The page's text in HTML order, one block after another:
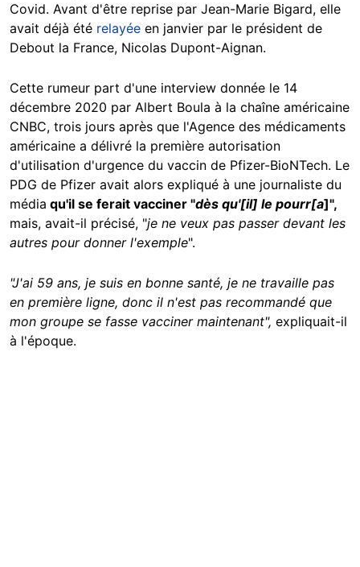
Covid. Avant d'être reprise par Jean-Marie Bigard, elle
avait déjà été relayée en janvier par le président de
Debout la France, Nicolas Dupont-Aignan.
Cette rumeur part d'une interview donnée le 14
décembre 2020 par Albert Boula à la chaîne américaine
CNBC, trois jours après que l'Agence des médicaments
américaine a délivré la première autorisation
d'utilisation d'urgence du vaccin de Pfizer-BioNTech. Le
PDG de Pfizer avait alors expliqué à une journaliste du
média qu'il se ferait vacciner "dès qu'[il] le pourr[a]",
mais, avait-il précisé, "je ne veux pas passer devant les
autres pour donner l'exemple".
"J'ai 59 ans, je suis en bonne santé, je ne travaille pas
en première ligne, donc il n'est pas recommandé que
mon groupe se fasse vacciner maintenant", expliquait-il
à l'époque.